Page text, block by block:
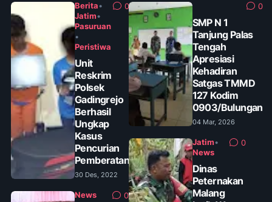
Berita•
Jatim•
Pasuruan
•
Peristiwa
0
Unit
Reskrim
Polsek
Gadingrejo
Berhasil
Ungkap
Kasus
Pencurian
Pemberatan
30 Des, 2022
News 0
0
SMP N 1
Tanjung Palas
Tengah
Apresiasi
Kehadiran
Satgas TMMD
127 Kodim
0903/Bulungan
04 Mar, 2026
Jatim•
News
0
Dinas
Peternakan
Malang